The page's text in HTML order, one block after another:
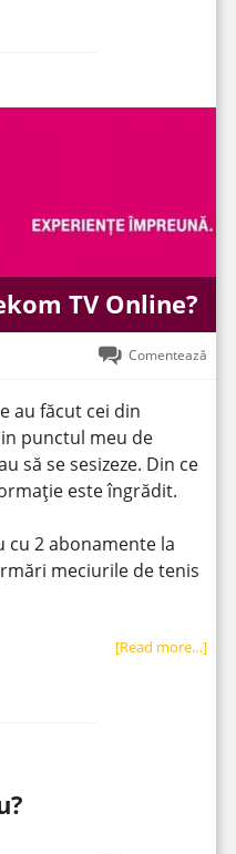
TV Online?
Comentează
au făcut cei din
punctul meu de
să se sesizeze. Din ce
este îngrădit.
cu 2 abonamente la
meciurile de tenis
[Read more…]